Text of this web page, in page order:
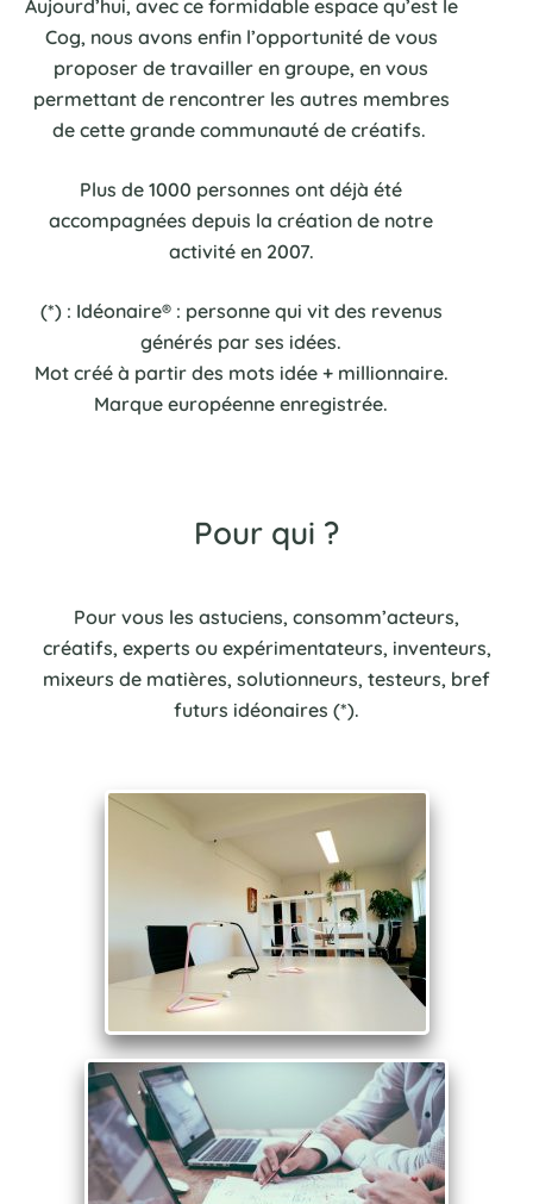
Aujourd’hui, avec ce formidable espace qu’est le
Cog, nous avons enfin l’opportunité de vous
proposer de travailler en groupe, en vous
permettant de rencontrer les autres membres
de cette grande communauté de créatifs.
Plus de 1000 personnes ont déjà été
accompagnées depuis la création de notre
activité en 2007.
(*) : Idéonaire® : personne qui vit des revenus
générés par ses idées.
Mot créé à partir des mots idée + millionnaire.
Marque européenne enregistrée.
Pour qui ?
Pour vous les astuciens, consomm’acteurs,
créatifs, experts ou expérimentateurs, inventeurs,
mixeurs de matières, solutionneurs, testeurs, bref
futurs idéonaires (*).